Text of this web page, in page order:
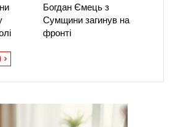
Богдан Ємець з
Сумщини загинув на
фронті